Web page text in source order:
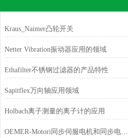
Kraus_Naimer凸轮开关
Netter Vibration振动器应用的领域
Ethafilter不锈钢过滤器的产品特性
Sapitflex万向轴应用领域
Holbach离子测量的离子计的应用
OEMER-Motori同步伺服电机和同步电机的区别